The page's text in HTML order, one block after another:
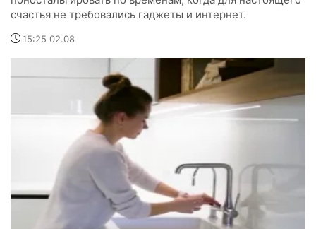
счастья не требовались гаджеты и интернет.
15:25 02.08